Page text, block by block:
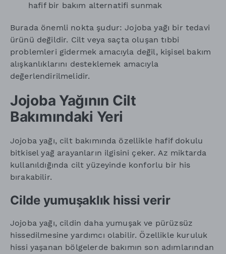
hafif bir bakım alternatifi sunmak
Burada önemli nokta şudur: Jojoba yağı bir tedavi
ürünü değildir. Cilt veya saçta oluşan tıbbi
problemleri gidermek amacıyla değil, kişisel bakım
alışkanlıklarını desteklemek amacıyla
değerlendirilmelidir.
Jojoba Yağının Cilt
Bakımındaki Yeri
Jojoba yağı, cilt bakımında özellikle hafif dokulu
bitkisel yağ arayanların ilgisini çeker. Az miktarda
kullanıldığında cilt yüzeyinde konforlu bir his
bırakabilir.
Cilde yumuşaklık hissi verir
Jojoba yağı, cildin daha yumuşak ve pürüzsüz
hissedilmesine yardımcı olabilir. Özellikle kuruluk
hissi yaşanan bölgelerde bakımın son adımlarından